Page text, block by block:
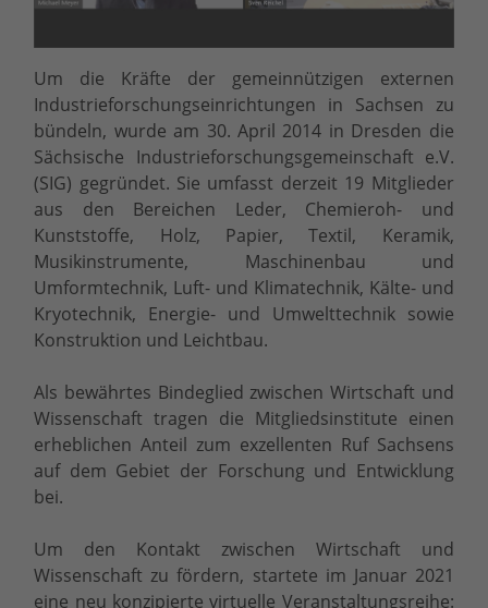
Um die Kräfte der gemeinnützigen externen
Industrieforschungseinrichtungen in Sachsen zu
bündeln, wurde am 30. April 2014 in Dresden die
Sächsische Industrieforschungsgemeinschaft e.V.
(SIG) gegründet. Sie umfasst derzeit 19 Mitglieder
aus den Bereichen Leder, Chemieroh- und
Kunststoffe, Holz, Papier, Textil, Keramik,
Musikinstrumente, Maschinenbau und
Umformtechnik, Luft- und Klimatechnik, Kälte- und
Kryotechnik, Energie- und Umwelttechnik sowie
Konstruktion und Leichtbau.
Als bewährtes Bindeglied zwischen Wirtschaft und
Wissenschaft tragen die Mitgliedsinstitute einen
erheblichen Anteil zum exzellenten Ruf Sachsens
auf dem Gebiet der Forschung und Entwicklung
bei.
Um den Kontakt zwischen Wirtschaft und
Wissenschaft zu fördern, startete im Januar 2021
eine neu konzipierte virtuelle Veranstaltungsreihe: